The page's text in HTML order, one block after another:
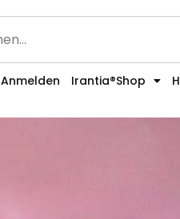
Anmelden Irantia®Shop